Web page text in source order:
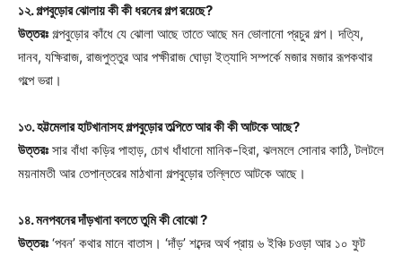
১২. গল্পবুড়োর ঝোলায় কী কী ধরনের গল্প রয়েছে?
উত্তরঃ গল্পবুড়োর কাঁধে যে ঝোলা আছে তাতে আছে মন ভোলানো প্রচুর গল্প। দত্যি,
দানব, যক্ষিরাজ, রাজপুত্তুর আর পক্ষীরাজ ঘোড়া ইত্যাদি সম্পর্কে মজার মজার রূপকথার
গল্পে ভরা।
১৩. হট্টমেলার হাটখানাসহ গল্পবুড়োর তল্পিতে আর কী কী আটকে আছে?
উত্তরঃ সার বাঁধা কড়ির পাহাড়, চোখ ধাঁধানো মানিক-হিরা, ঝলমলে সোনার কাঠি, টলটলে
ময়নামতী আর তেপান্তরের মাঠখানা গল্পবুড়োর তল্লিতে আটকে আছে।
১৪. মনপবনের দাঁড়খানা বলতে তুমি কী বোঝো ?
উত্তরঃ ‘পবন’ কথার মানে বাতাস। ‘দাঁড়’ শব্দের অর্থ প্রায় ৬ ইঞ্চি চওড়া আর ১০ ফুট